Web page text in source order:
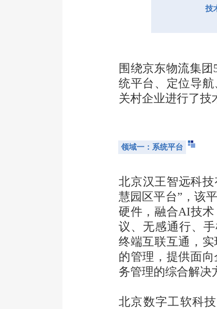
技
围绕京东物流集
统平台、定位导
关村企业进行了技
领域一：系统平台
北京汉王智远科
慧园区平台”，该
硬件，融合AI技
议、无感通行、
终端互联互通，
的管理，提供面
务管理的综合解决
北京数字工软科